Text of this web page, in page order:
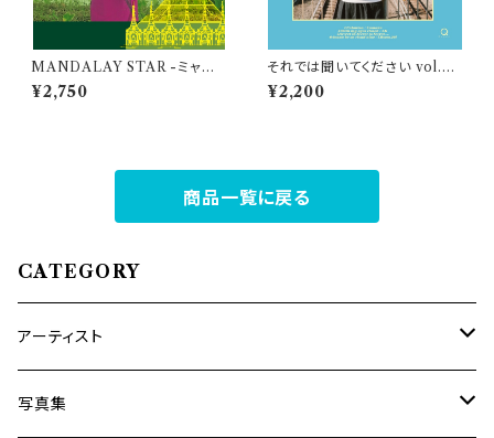
MANDALAY STAR -ミャン
マー民族音楽の旅で見つけた黄
金郷- / ポウンニェッピュー
¥2,750
それでは聞いてください vol.2 /
Kuyuki
¥2,200
商品一覧に戻る
CATEGORY
アーティスト
内海利勝
写真集